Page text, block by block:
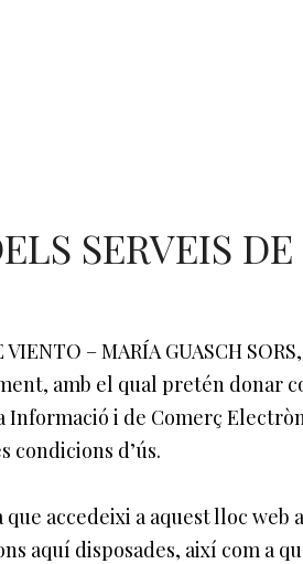
SERVEIS
VIENTO – MARÍA GUASCH
amb el qual pretén donar
Informació i de Comerç
condicions d’ús.
que accedeixi a aquest lloc
aquí disposades, així com a